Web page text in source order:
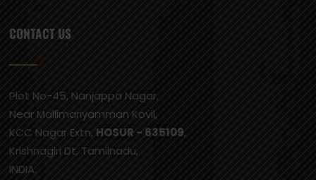
CONTACT US
Plot No-45, Nanjappa Nagar,
Near Mallimariyamman Kovil,
KCC Nagar Extn, HOSUR - 635109,
Krishnagiri Dt, Tamilnadu,
INDIA.